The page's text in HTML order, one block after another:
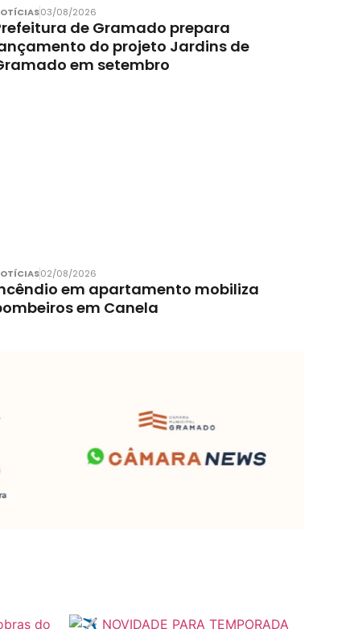
03/08/2026
de Gramado prepara
do projeto Jardins de
em setembro
02/08/2026
em apartamento mobiliza
em Canela